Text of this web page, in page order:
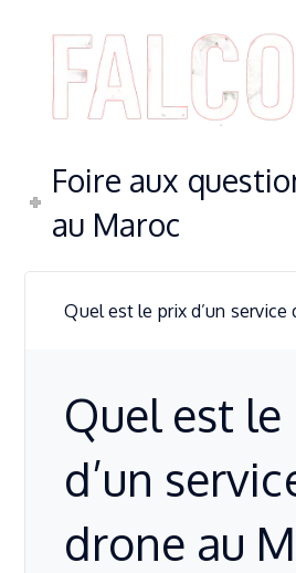
Foire aux
au Maroc
Quel est le prix d’un service
Quel est
d’un
drone au